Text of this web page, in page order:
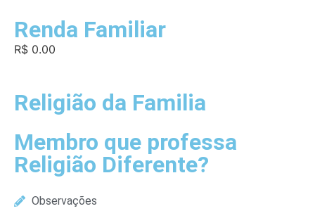
Renda Familiar
R$ 0.00
Religião da Familia
Membro que professa
Religião Diferente?
Observações